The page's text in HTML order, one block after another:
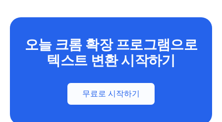
오늘 크롬 확장 프로그램으로
텍스트 변환 시작하기
무료로 시작하기